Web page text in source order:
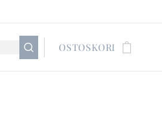
OSTOSKORI